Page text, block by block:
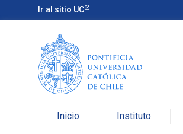
Ir al sitio UC
Inicio Instituto